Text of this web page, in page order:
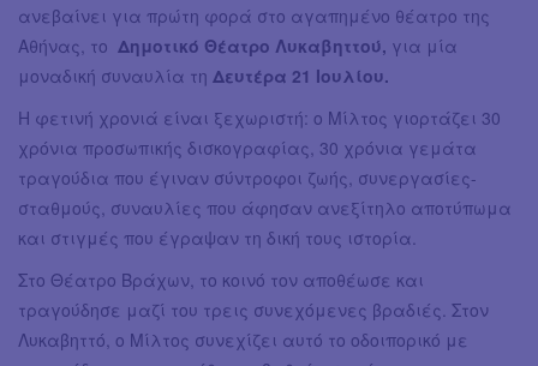
ανεβαίνει για πρώτη φορά στο αγαπημένο θέατρο της
Αθήνας, το Δημοτικό Θέατρο Λυκαβηττού, για μία
μοναδική συναυλία τη Δευτέρα 21 Ιουλίου.
Η φετινή χρονιά είναι ξεχωριστή: ο Μίλτος γιορτάζει 30
χρόνια προσωπικής δισκογραφίας, 30 χρόνια γεμάτα
τραγούδια που έγιναν σύντροφοι ζωής, συνεργασίες-
σταθμούς, συναυλίες που άφησαν ανεξίτηλο αποτύπωμα
και στιγμές που έγραψαν τη δική τους ιστορία.
Στο Θέατρο Βράχων, το κοινό τον αποθέωσε και
τραγούδησε μαζί του τρεις συνεχόμενες βραδιές. Στον
Λυκαβηττό, ο Μίλτος συνεχίζει αυτό το οδοιπορικό με